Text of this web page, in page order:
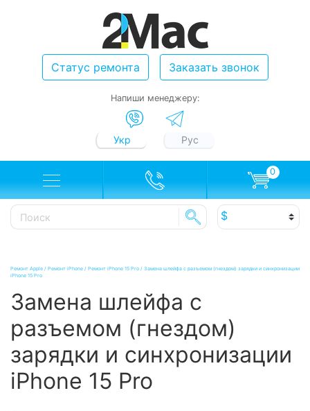
Статус ремонта Заказать звонок
Напиши менеджеру:
Укр Рус
0
Ремонт Apple / Ремонт iPhone / Ремонт iPhone 15 Pro / Замена шлейфа с разъемом (гнездом) зарядки и синхронизации
iPhone 15 Pro
Замена шлейфа с
разъемом (гнездом)
зарядки и синхронизации
iPhone 15 Pro